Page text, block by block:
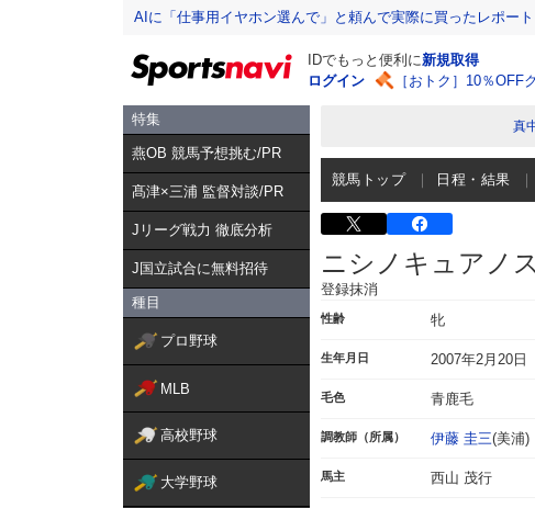
AIに「仕事用イヤホン選んで」と頼んで実際に買ったレポート
IDでもっと便利に新規取得
ログイン
［おトク］10％OFF
特集
燕OB 競馬予想挑む/PR
髙津×三浦 監督対談/PR
Jリーグ戦力 徹底分析
J国立試合に無料招待
種目
プロ野球
MLB
高校野球
大学野球
真
競馬トップ 日程・結果
ニシノキュアノス
登録抹消
性齢 牝
生年月日 2007年2月20日
毛色 青鹿毛
調教師（所属） 伊藤 圭三(美浦)
馬主 西山 茂行